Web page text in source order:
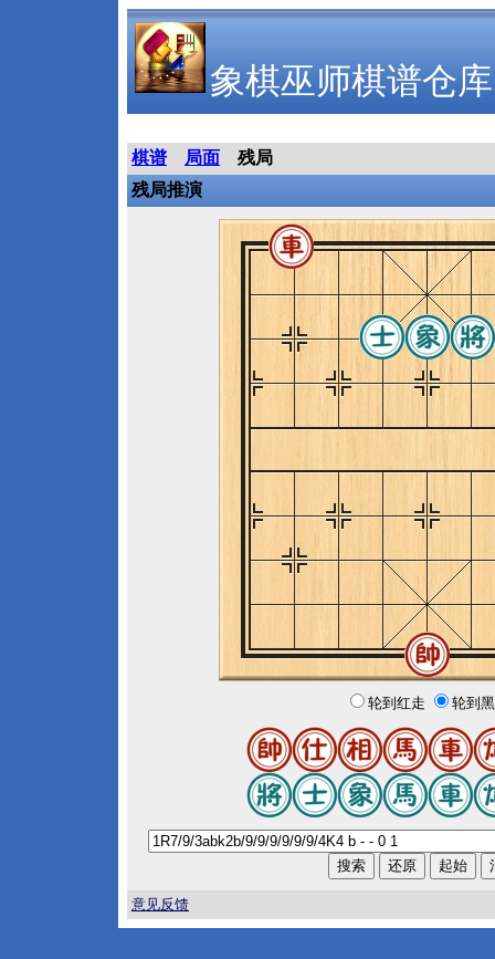
象棋巫师棋谱仓库
棋谱 局面
残局
残局推演
轮到红走 轮到
意见反馈